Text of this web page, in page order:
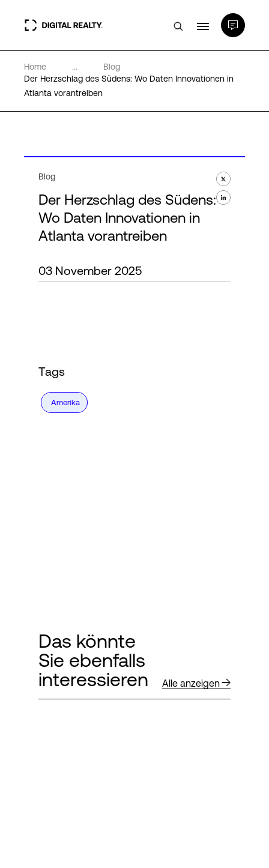
Rechenzentren
PlatformDIGITAL®
Über uns
Language
Home ...
Blog
Der Herzschlag des Südens: Wo Daten Innovationen in
Atlanta vorantreiben
Blog
Der Herzschlag des Südens:
Wo Daten Innovationen in
Atlanta vorantreiben
03 November 2025
Tags
Amerika
Das könnte
Sie ebenfalls
interessieren
Alle anzeigen